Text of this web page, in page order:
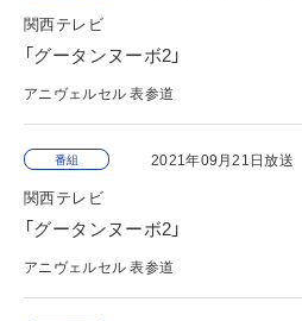
関西テレビ
「グータンヌーボ2」
アニヴェルセル 表参道
番組 2021年09月21日放送
関西テレビ
「グータンヌーボ2」
アニヴェルセル 表参道